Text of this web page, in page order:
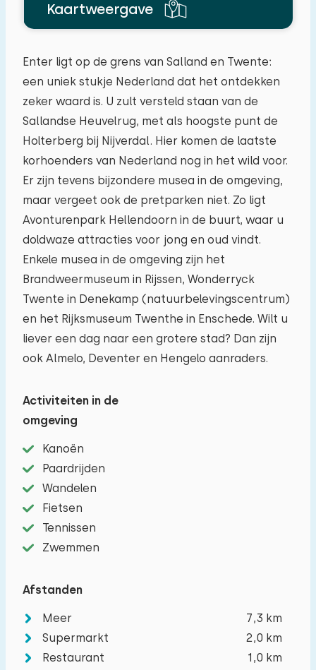
Reisgezelschap
Aantal volwassenen +
Kaartweergave
Enter ligt op de grens van Salland en Twente:
een uniek stukje Nederland dat het ontdekken
zeker waard is. U zult versteld staan van de
Sallandse Heuvelrug, met als hoogste punt de
Holterberg bij Nijverdal. Hier komen de laatste
korhoenders van Nederland nog in het wild voor.
Er zijn tevens bijzondere musea in de omgeving,
maar vergeet ook de pretparken niet. Zo ligt
Avonturenpark Hellendoorn in de buurt, waar u
doldwaze attracties voor jong en oud vindt.
Enkele musea in de omgeving zijn het
Brandweermuseum in Rijssen, Wonderryck
Twente in Denekamp (natuurbelevingscentrum)
en het Rijksmuseum Twenthe in Enschede. Wilt u
liever een dag naar een grotere stad? Dan zijn
ook Almelo, Deventer en Hengelo aanraders.
Activiteiten in de
omgeving
Kanoën
Paardrijden
Wandelen
Fietsen
Tennissen
Zwemmen
Afstanden
Meer
7,3 km
Supermarkt
2,0 km
Restaurant
1,0 km